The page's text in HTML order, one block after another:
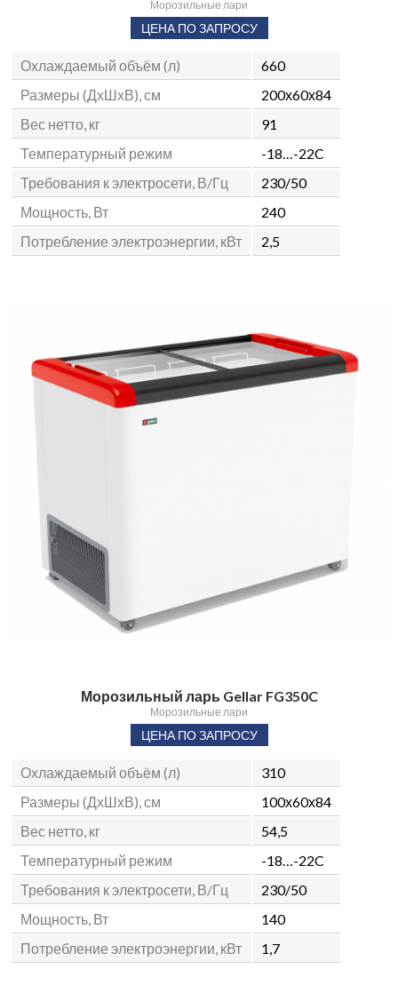
Морозильные лари
ЦЕНА ПО ЗАПРОСУ
Охлаждаемый объём (л)
660
Размеры (ДхШхВ), см
200х60х84
Вес нетто, кг
91
Температурный режим
-18…-22C
Требования к электросети, В/Гц
230/50
Мощность, Вт
240
Потребление электроэнергии, кВт
2,5
Морозильный ларь Gellar FG350C
Морозильные лари
ЦЕНА ПО ЗАПРОСУ
Охлаждаемый объём (л)
310
Размеры (ДхШхВ), см
100х60х84
Вес нетто, кг
54,5
Температурный режим
-18…-22C
Требования к электросети, В/Гц
230/50
Мощность, Вт
140
Потребление электроэнергии, кВт
1,7